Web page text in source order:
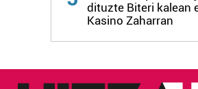
fitxategiak erabiltzen ditu. Zure
zerbitzuak hobetzeko asmoz, cookie
baliatzen gara. Ohar hau onartuz
dituzte Biteri kalean
Kasino Zaharran